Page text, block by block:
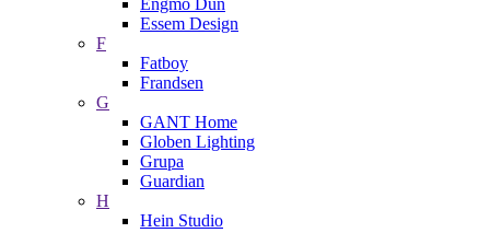
Engmo Dun
Essem Design
F
Fatboy
Frandsen
G
GANT Home
Globen Lighting
Grupa
Guardian
H
Hein Studio